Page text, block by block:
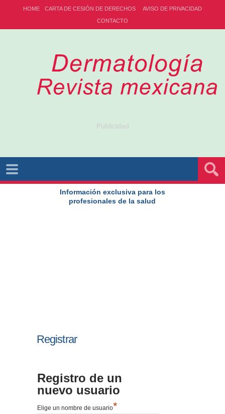
HOME CARTA DE CESIÓN DE DERECHOS
AVISO DE PRIVACIDAD
CONTACTO
Publicidad
Información exclusiva para los
profesionales de la salud
Registrar
Registro de un
nuevo usuario
Elige un nombre de usuario*